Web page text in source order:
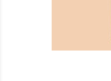
hayatını da tüm
Son olarak ise